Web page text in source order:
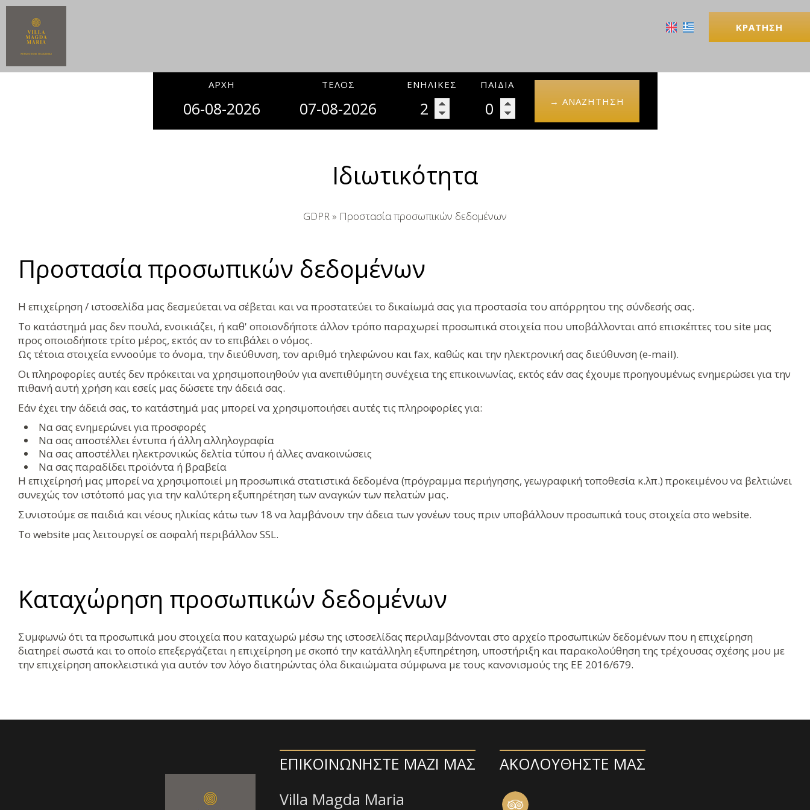
ΚΡΆΤΗΣΗ
ΑΡΧΉ ΤΈΛΟΣ ΕΝΉΛΙΚΕΣ
ΠΑΙΔΙΆ
→ ΑΝΑΖΉΤΗΣΗ
Ιδιωτικότητα
GDPR » Προστασία προσωπικών δεδομένων
Προστασία προσωπικών δεδομένων
Η επιχείρηση / ιστοσελίδα μας δεσμεύεται να σέβεται και να προστατεύει το δικαίωμά σας για προστασία του απόρρητου της σύνδεσής σας.
Το κατάστημά μας δεν πουλά, ενοικιάζει, ή καθ' οποιονδήποτε άλλον τρόπο παραχωρεί προσωπικά στοιχεία που υποβάλλονται από επισκέπτες του site μας
προς οποιοδήποτε τρίτο μέρος, εκτός αν το επιβάλει ο νόμος.
Ως τέτοια στοιχεία εννοούμε το όνομα, την διεύθυνση, τον αριθμό τηλεφώνου και fax, καθώς και την ηλεκτρονική σας διεύθυνση (e-mail).
Οι πληροφορίες αυτές δεν πρόκειται να χρησιμοποιηθούν για ανεπιθύμητη συνέχεια της επικοινωνίας, εκτός εάν σας έχουμε προηγουμένως ενημερώσει για την
πιθανή αυτή χρήση και εσείς μας δώσετε την άδειά σας.
Εάν έχει την άδειά σας, το κατάστημά μας μπορεί να χρησιμοποιήσει αυτές τις πληροφορίες για:
Να σας ενημερώνει για προσφορές
Να σας αποστέλλει έντυπα ή άλλη αλληλογραφία
Να σας αποστέλλει ηλεκτρονικώς δελτία τύπου ή άλλες ανακοινώσεις
Να σας παραδίδει προϊόντα ή βραβεία
Η επιχείρησή μας μπορεί να χρησιμοποιεί μη προσωπικά στατιστικά δεδομένα (πρόγραμμα περιήγησης, γεωγραφική τοποθεσία κ.λπ.) προκειμένου να βελτιώνει
συνεχώς τον ιστότοπό μας για την καλύτερη εξυπηρέτηση των αναγκών των πελατών μας.
Συνιστούμε σε παιδιά και νέους ηλικίας κάτω των 18 να λαμβάνουν την άδεια των γονέων τους πριν υποβάλλουν προσωπικά τους στοιχεία στο website.
Το website μας λειτουργεί σε ασφαλή περιβάλλον SSL.
Καταχώρηση προσωπικών δεδομένων
Συμφωνώ ότι τα προσωπικά μου στοιχεία που καταχωρώ μέσω της ιστοσελίδας περιλαμβάνονται στο αρχείο προσωπικών δεδομένων που η επιχείρηση
διατηρεί σωστά και το οποίο επεξεργάζεται η επιχείρηση με σκοπό την κατάλληλη εξυπηρέτηση, υποστήριξη και παρακολούθηση της τρέχουσας σχέσης μου με
την επιχείρηση αποκλειστικά για αυτόν τον λόγο διατηρώντας όλα δικαιώματα σύμφωνα με τους κανονισμούς της ΕΕ 2016/679.
ΕΠΙΚΟΙΝΩΝΉΣΤΕ ΜΑΖΊ ΜΑΣ
Villa Magda Maria
ΑΚΟΛΟΥΘΉΣΤΕ ΜΑΣ